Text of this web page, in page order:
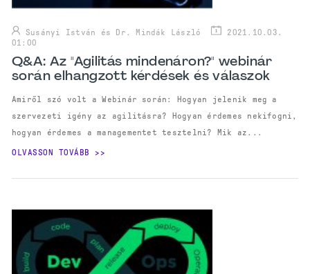
Susányi István és Dr. Mindák László
2021.10.03.
01:00
Q&A: Az "Agilitás mindenáron?" webinár
során elhangzott kérdések és válaszok
Amiről szó volt a Webinár során: Hogyan jelenik meg a
szervezeti igény az agilitásra? Hogyan érdemes nekifogni,
hogyan érdemes a managementet tesztelni? Mik az...
OLVASSON TOVÁBB